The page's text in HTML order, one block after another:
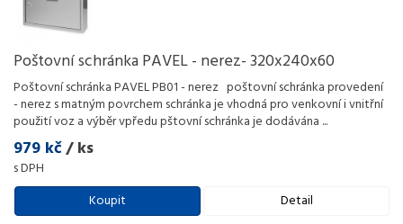
Poštovní schránka PAVEL - nerez- 320x240x60
Poštovní schránka PAVEL PB01 - nerez poštovní schránka provedení
- nerez s matným povrchem schránka je vhodná pro venkovní i vnitřní
použití voz a výběr vpředu pštovní schránka je dodávána ...
979 kč/ ks
s DPH
Koupit
Detail